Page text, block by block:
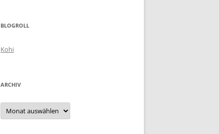
BLOGROLL
Kohi
ARCHIV
Archiv